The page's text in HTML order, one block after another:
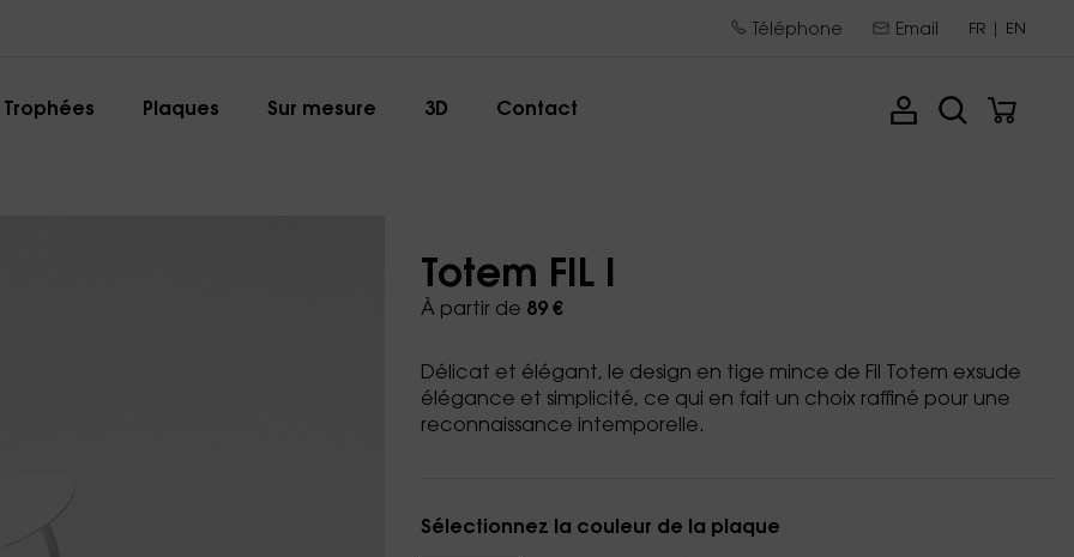
Téléphone Email FR EN
Trophées Plaques Sur mesure 3D Contact
Totem FIL I
À partir de 89 €
Délicat et élégant, le design en tige mince de Fil Totem exsude
élégance et simplicité, ce qui en fait un choix raffiné pour une
reconnaissance intemporelle.
Sélectionnez la couleur de la plaque